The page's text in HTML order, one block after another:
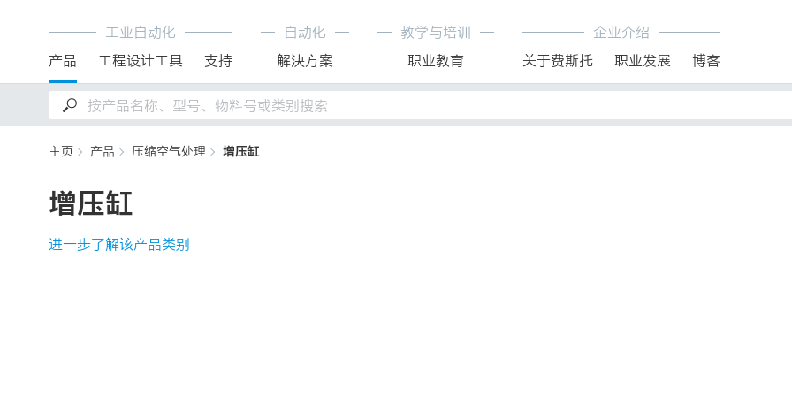
工业自动化
产品
工程设计工具 支持
自动化
解決方案
教学与培训
职业教育
企业介绍
关于费斯托
职业发展 博客
主页 产品 压缩空气处理 增压缸
增压缸
进一步了解该产品类别